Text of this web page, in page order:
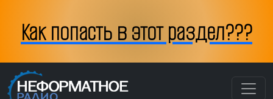
Как попасть в этот раздел???